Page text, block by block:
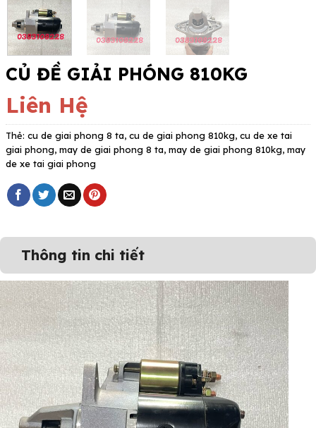
CỦ ĐỀ GIẢI PHÓNG 810KG
Liên Hệ
Thẻ: cu de giai phong 8 ta, cu de giai phong 810kg, cu de xe tai
giai phong, may de giai phong 8 ta, may de giai phong 810kg, may
de xe tai giai phong
Thông tin chi tiết